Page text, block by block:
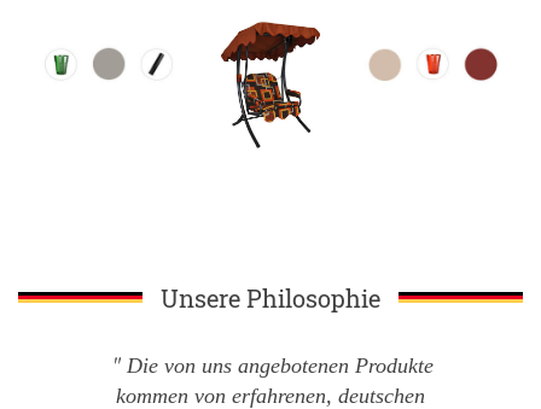
Unsere Philosophie
Die von uns angebotenen Produkte
kommen von erfahrenen, deutschen